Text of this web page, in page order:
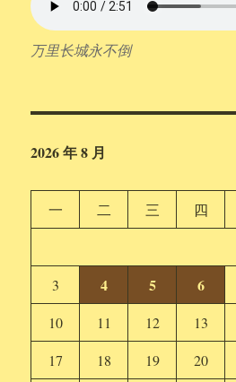
万里长城永不倒
2026 年 8 月
一 二 三 四
3 4 5 6
10
11 12 13
17
18 19 20